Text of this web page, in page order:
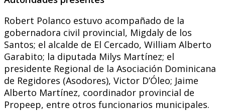
Robert Polanco estuvo acompañado de la
gobernadora civil provincial, Migdaly de los
Santos; el alcalde de El Cercado, William Alberto
Garabito; la diputada Milys Martínez; el
presidente Regional de la Asociación Dominicana
de Regidores (Asodores), Victor D’Óleo; Jaime
Alberto Martínez, coordinador provincial de
Propeep, entre otros funcionarios municipales.